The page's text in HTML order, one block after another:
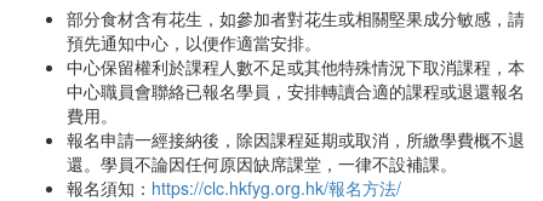
部分食材含有花生，如參加者對花生或相關堅果成分敏感，請
預先通知中心，以便作適當安排。
中心保留權利於課程人數不足或其他特殊情況下取消課程，本
中心職員會聯絡已報名學員，安排轉讀合適的課程或退還報名
費用。
報名申請一經接納後，除因課程延期或取消，所繳學費概不退
還。學員不論因任何原因缺席課堂，一律不設補課。
報名須知： https://clc.hkfyg.org.hk/報名方法/